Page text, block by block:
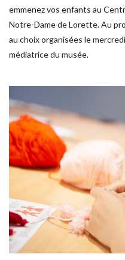
emmenez vos enfants au
Notre-Dame de Lorette. Au
au choix organisées le
médiatrice du musée.